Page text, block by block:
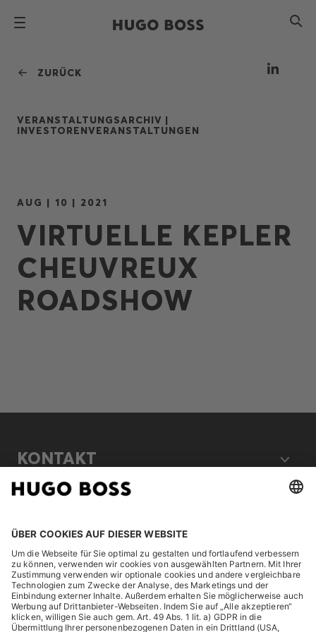
ZURÜCK
VERANSTALTUNGSARCHIV |
INVESTORENVERANSTALTUNGEN
AUG | 10 | 2021
VIRTUELLE KEPLER
CHEUVREUX
ROADSHOW
KONTAKT
ENTDECKEN